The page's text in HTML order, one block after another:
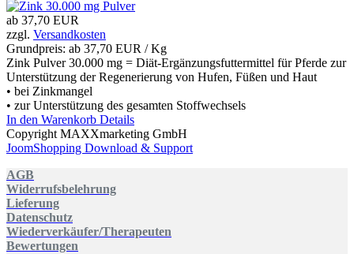
ab 37,70 EUR
zzgl. Versandkosten
Grundpreis: ab 37,70 EUR / Kg
Zink Pulver 30.000 mg = Diät-Ergänzungsfuttermittel für Pferde zur
Unterstützung der Regenerierung von Hufen, Füßen und Haut
• bei Zinkmangel
• zur Unterstützung des gesamten Stoffwechsels
In den Warenkorb Details
Copyright MAXXmarketing GmbH
JoomShopping Download & Support
AGB
Widerrufsbelehrung
Lieferung
Datenschutz
Wiederverkäufer/Therapeuten
Bewertungen